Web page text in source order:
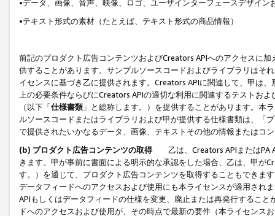
•データ、画像、音声、映像、ロゴ、ユーザインターフェースデザイ
•テキスト形式の素材（たとえば、テキスト形式の商品情報）
前記のプロダクト広告コンテンツおよびCreators APIへのアクセスに
供することがあります。サンプルソースコードおよびライブラリはそ
イセンスに基づき乙に提供されます。Creators APIに関連して、甲は
上の必要条件ならびにCreators APIの適切な利用に関連するテストお
（以下「仕様書類」と総称します。）を提供することがあります。本
ルソースコードまたはライブラリおよび甲が提供する仕様書類は、「
で提供されたいかなるデータ、画像、テキストその他の情報またはコ
(b) プロダクト広告コンテンツの取得
乙は、Creators APIまたはPA
きます。甲が事前に書面による明示的な承認をした場合、乙は、甲が
す。）を通じて、プロダクト広告コンテンツを取得することもできま
データフィードへのアクセスおよび使用にも本ライセンスが適用され
APIもしくはデータフィードの仕様を変更、廃止または再発行するこ
ドへのアクセスおよび使用が、その時点で最新の要件（本ライセン